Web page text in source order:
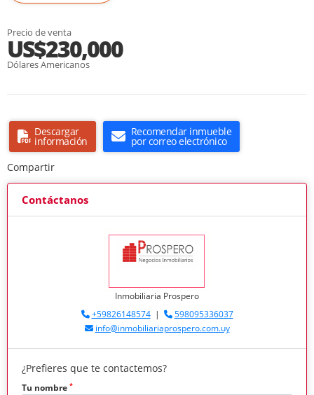
Precio de venta
US$230,000
Dólares Americanos
Descargar
información
Recomendar inmueble
por correo electrónico
Compartir
Contáctanos
Inmobiliaria Prospero
+59826148574|
598095336037
info@inmobiliariaprospero.com.uy
¿Prefieres que te contactemos?
Tu nombre *